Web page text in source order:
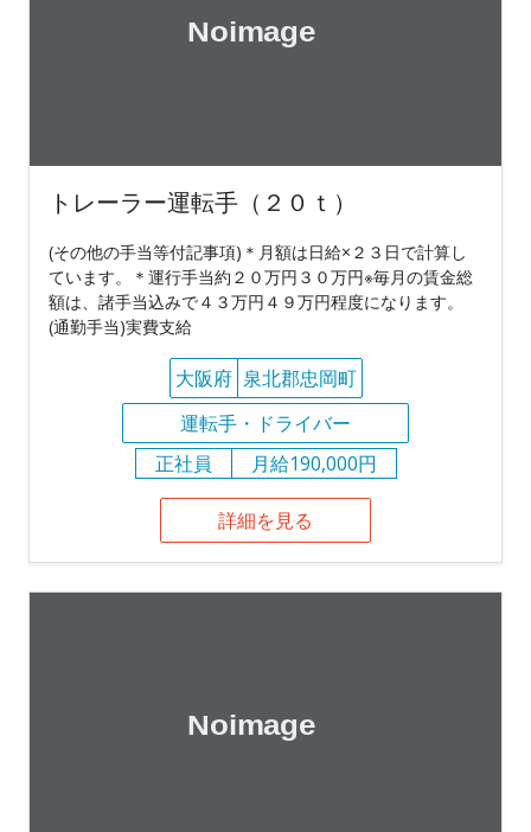
トレーラー運転手（２０ｔ）
(その他の手当等付記事項)＊月額は日給×２３日で計算し
ています。＊運行手当約２０万円３０万円※毎月の賃金総
額は、諸手当込みで４３万円４９万円程度になります。
(通勤手当)実費支給
大阪府 泉北郡忠岡町
運転手・ドライバー
正社員
月給190,000円
詳細を見る